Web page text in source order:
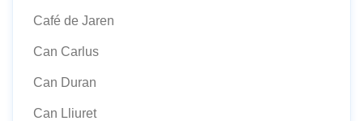
Café de Jaren
Can Carlus
Can Duran
Can Lliuret